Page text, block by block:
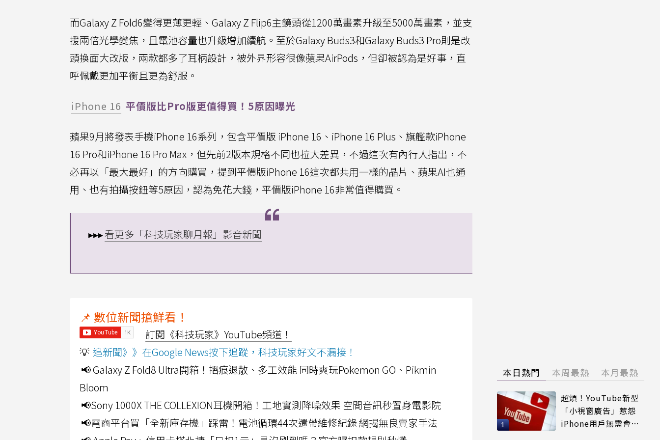
而Galaxy Z Fold6變得更薄更輕、Galaxy Z Flip6主鏡頭從1200萬畫素升級至5000萬畫素，並支
援兩倍光學變焦，且電池容量也升級增加續航。至於Galaxy Buds3和Galaxy Buds3 Pro則是改
頭換面大改版，兩款都多了耳柄設計，被外界形容很像蘋果AirPods，但卻被認為是好事，直
呼佩戴更加平衡且更為舒服。
iPhone 16 平價版比Pro版更值得買！5原因曝光
蘋果9月將發表手機iPhone 16系列，包含平價版 iPhone 16、iPhone 16 Plus、旗艦款iPhone
16 Pro和iPhone 16 Pro Max，但先前2版本規格不同也拉大差異，不過這次有內行人指出，不
必再以「最大最好」的方向購買，提到平價版iPhone 16這次都共用一樣的晶片、蘋果AI也通
用、也有拍攝按鈕等5原因，認為免花大錢，平價版iPhone 16非常值得購買。
▸▸▸看更多「科技玩家聊月報」影音新聞
📌 數位新聞搶鮮看！
訂閱《科技玩家》YouTube頻道！
💡 追新聞》》在Google News按下追蹤，科技玩家好文不漏接！
📢 Galaxy Z Fold8 Ultra開箱！摺痕退散、多工效能 同時爽玩Pokemon GO、Pikmin
Bloom
📢Sony 1000X THE COLLEXION耳機開箱！工地實測降噪效果 空間音訊秒置身電影院
📢電商平台買「全新庫存機」踩雷！電池循環44次還帶維修紀錄 網揭無良賣家手法
本日熱門 本周最熱 本月最熱
超煩！YouTube新型
「小視窗廣告」惹怨
iPhone用戶無需會員